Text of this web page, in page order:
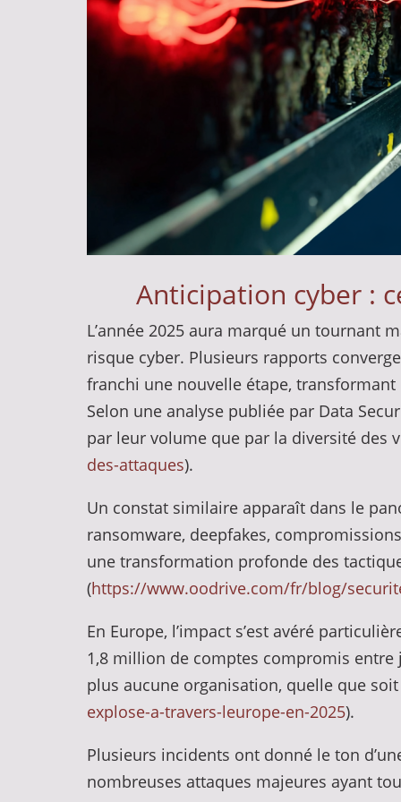
Anticipation cyber :
L’année 2025 aura marqué un tournant
risque cyber. Plusieurs rapports
franchi une nouvelle étape,
Selon une analyse publiée par Data
par leur volume que par la diversité des
des-attaques).
Un constat similaire apparaît dans le
ransomware, deepfakes,
une transformation profonde des
(https://www.oodrive.com/fr/blog/
En Europe, l’impact s’est avéré
1,8 million de comptes compromis
plus aucune organisation, quelle que
explose-a-travers-leurope-en-2025).
Plusieurs incidents ont donné le ton
nombreuses attaques majeures ayant